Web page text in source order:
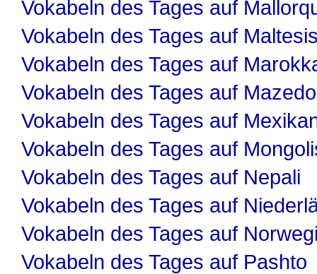
Vokabeln des Tages auf
Vokabeln des Tages auf
Vokabeln des Tages auf
Vokabeln des Tages auf
Vokabeln des Tages auf
Vokabeln des Tages auf
Vokabeln des Tages auf Nepali
Vokabeln des Tages auf
Vokabeln des Tages auf
Vokabeln des Tages auf Pashto